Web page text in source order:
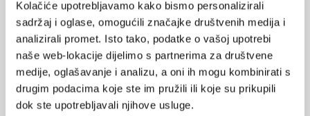
Kolačiće upotrebljavamo kako bismo personalizirali
sadržaj i oglase, omogućili značajke društvenih medija i
analizirali promet. Isto tako, podatke o vašoj upotrebi
naše web-lokacije dijelimo s partnerima za društvene
medije, oglašavanje i analizu, a oni ih mogu kombinirati s
drugim podacima koje ste im pružili ili koje su prikupili
dok ste upotrebljavali njihove usluge.
25.07.2014.